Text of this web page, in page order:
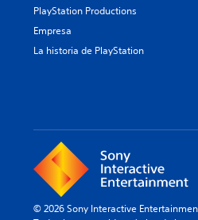
PlayStation Productions
Empresa
La historia de PlayStation
© 2026 Sony Interactive